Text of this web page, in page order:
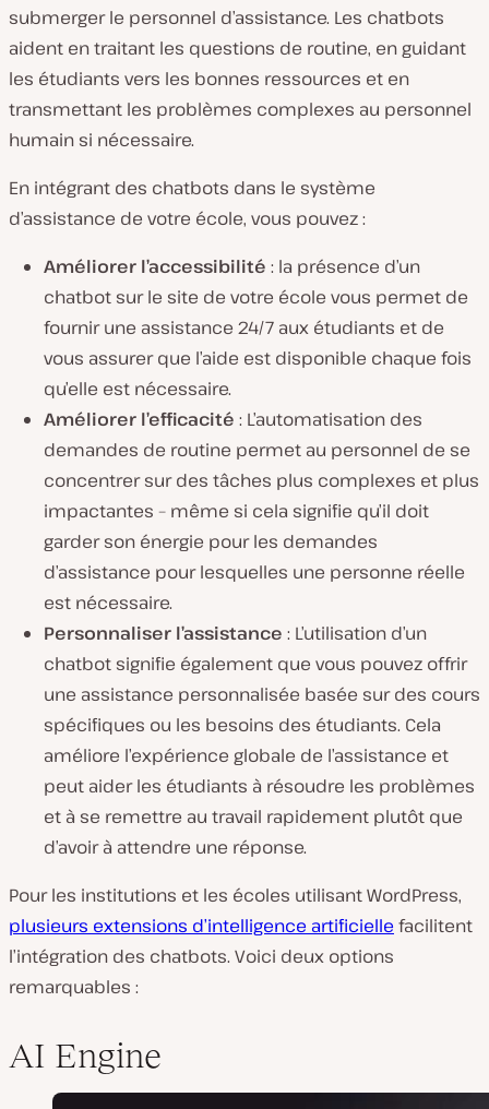
submerger le personnel d’assistance. Les chatbots
aident en traitant les questions de routine, en guidant
les étudiants vers les bonnes ressources et en
transmettant les problèmes complexes au personnel
humain si nécessaire.
En intégrant des chatbots dans le système
d’assistance de votre école, vous pouvez :
Améliorer l’accessibilité : la présence d’un
chatbot sur le site de votre école vous permet de
fournir une assistance 24/7 aux étudiants et de
vous assurer que l’aide est disponible chaque fois
qu’elle est nécessaire.
Améliorer l’efficacité : L’automatisation des
demandes de routine permet au personnel de se
concentrer sur des tâches plus complexes et plus
impactantes – même si cela signifie qu’il doit
garder son énergie pour les demandes
d’assistance pour lesquelles une personne réelle
est nécessaire.
Personnaliser l’assistance : L’utilisation d’un
chatbot signifie également que vous pouvez offrir
une assistance personnalisée basée sur des cours
spécifiques ou les besoins des étudiants. Cela
améliore l’expérience globale de l’assistance et
peut aider les étudiants à résoudre les problèmes
et à se remettre au travail rapidement plutôt que
d’avoir à attendre une réponse.
Pour les institutions et les écoles utilisant WordPress,
plusieurs extensions d’intelligence artificielle facilitent
l’intégration des chatbots. Voici deux options
remarquables :
AI Engine